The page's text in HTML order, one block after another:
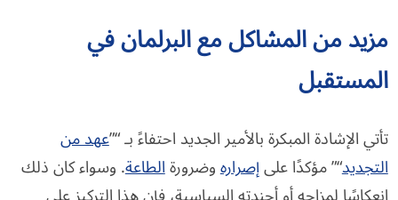
مزيد من المشاكل مع البرلمان في
المستقبل
تأتي الإشادة المبكرة بالأمير الجديد احتفاءً بـ “”عهد من
التجديد“” مؤكدًا علىإصرارهوضرورةالطاعة. وسواء كان ذلك